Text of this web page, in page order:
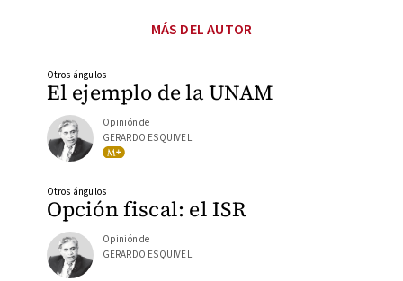
MÁS DEL AUTOR
El ejemplo de la UNAM
Otros ángulos
Opinión de
GERARDO ESQUIVEL
Opción fiscal: el ISR
Otros ángulos
Opinión de
GERARDO ESQUIVEL